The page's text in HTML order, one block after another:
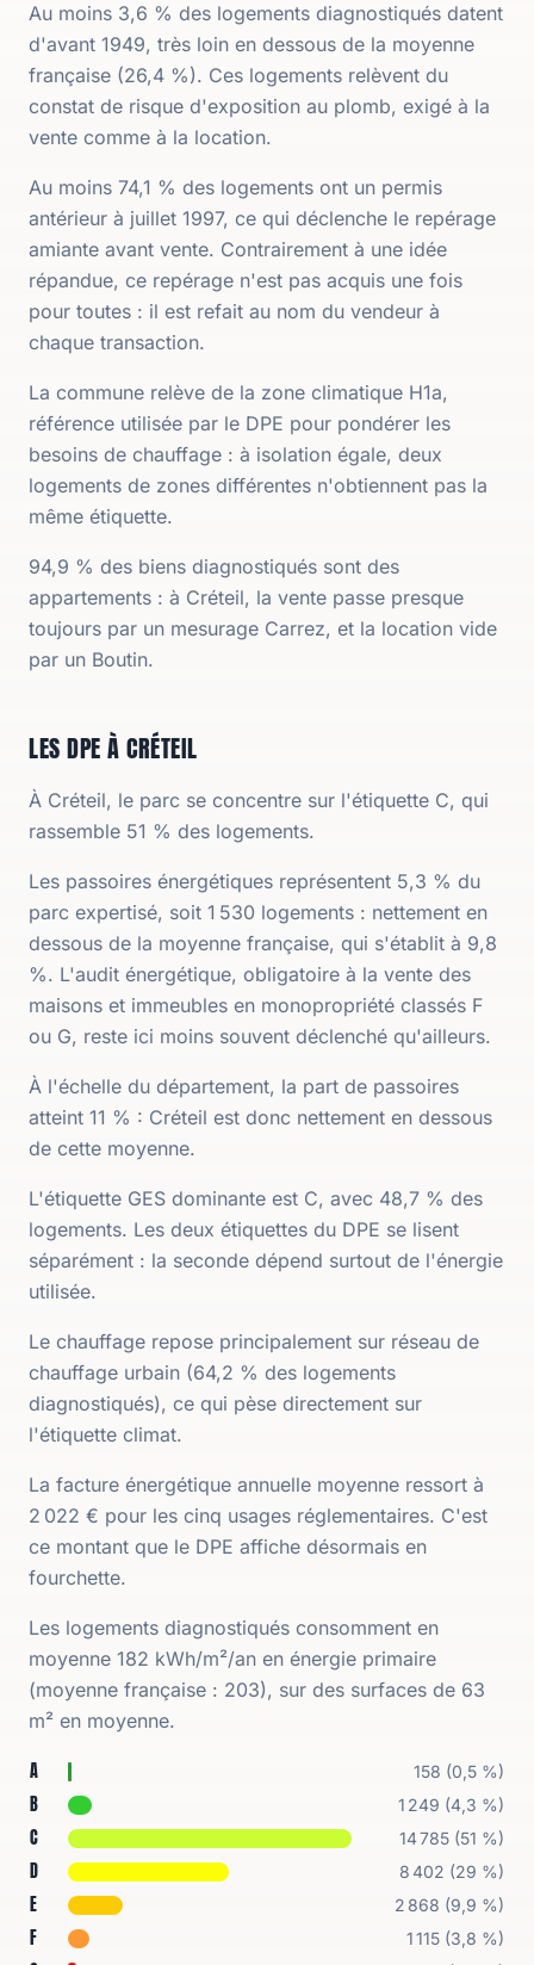
Au moins 3,6 % des logements diagnostiqués datent
d'avant 1949, très loin en dessous de la moyenne
française (26,4 %). Ces logements relèvent du
constat de risque d'exposition au plomb, exigé à la
vente comme à la location.
Au moins 74,1 % des logements ont un permis
antérieur à juillet 1997, ce qui déclenche le repérage
amiante avant vente. Contrairement à une idée
répandue, ce repérage n'est pas acquis une fois
pour toutes : il est refait au nom du vendeur à
chaque transaction.
La commune relève de la zone climatique H1a,
référence utilisée par le DPE pour pondérer les
besoins de chauffage : à isolation égale, deux
logements de zones différentes n'obtiennent pas la
même étiquette.
94,9 % des biens diagnostiqués sont des
appartements : à Créteil, la vente passe presque
toujours par un mesurage Carrez, et la location vide
par un Boutin.
LES DPE À CRÉTEIL
À Créteil, le parc se concentre sur l'étiquette C, qui
rassemble 51 % des logements.
Les passoires énergétiques représentent 5,3 % du
parc expertisé, soit 1 530 logements : nettement en
dessous de la moyenne française, qui s'établit à 9,8
%. L'audit énergétique, obligatoire à la vente des
maisons et immeubles en monopropriété classés F
ou G, reste ici moins souvent déclenché qu'ailleurs.
À l'échelle du département, la part de passoires
atteint 11 % : Créteil est donc nettement en dessous
de cette moyenne.
L'étiquette GES dominante est C, avec 48,7 % des
logements. Les deux étiquettes du DPE se lisent
séparément : la seconde dépend surtout de l'énergie
utilisée.
Le chauffage repose principalement sur réseau de
chauffage urbain (64,2 % des logements
diagnostiqués), ce qui pèse directement sur
l'étiquette climat.
La facture énergétique annuelle moyenne ressort à
2 022 € pour les cinq usages réglementaires. C'est
ce montant que le DPE affiche désormais en
fourchette.
Les logements diagnostiqués consomment en
moyenne 182 kWh/m²/an en énergie primaire
(moyenne française : 203), sur des surfaces de 63
m² en moyenne.
Répartition des étiquettes DPE à
Étiquette
A 158 (0,5 %)
B 1 249 (4,3 %)
C 14 785 (51 %)
D 8 402 (29 %)
E 2 868 (9,9 %)
F 1 115 (3,8 %)